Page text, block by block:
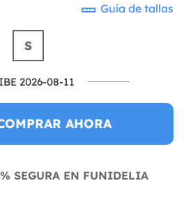
Guía de tallas
S
2026-08-11
AHORA
SEGURA EN FUNIDELIA